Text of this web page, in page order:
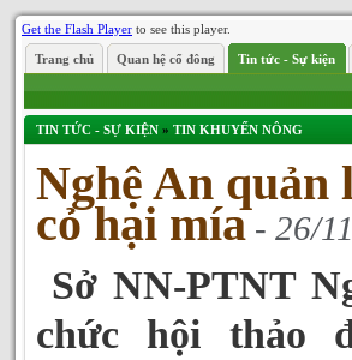
Get the Flash Player to see this player.
Trang chủ Quan hệ cổ đông Tin tức - Sự kiện
TIN TỨC - SỰ KIỆN » TIN KHUYẾN NÔNG
Nghệ An quản
cỏ hại mía - 26/
Sở NN-PTNT
chức hội thảo